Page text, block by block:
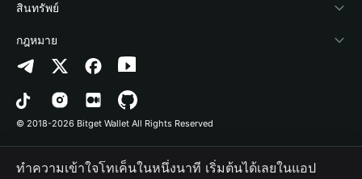
ศูนย์ช่วยเหลือ
ติดต่อเรา
ทรัพยากรข้อมูลของแบรนด์
อาชีพ
Crypto Swap API
Altcoin Season Index
Prediction Markets
DApp
RWA
Bitget Wallet Pay
ลิสต์โปรเจกต์
เทคโนโลยีความปลอดภัย
ซื้อคริปโต
การตรวจจับการอนุญาต
การตรวจจับสัญญา
การโอนเป็นชุด
สินทรัพย์
Arbitrum
Avalanche
Bitcoin
Polygon
กฎหมาย
นโยบายความเป็นส่วนตัว
ข้อตกลงในการใช้บริการ
© 2018-2026 Bitget Wallet All Rights Reserved
ทำความเข้าใจโทเค็นในหนึ่งนาที เริ่มต้นได้เลยในแอป